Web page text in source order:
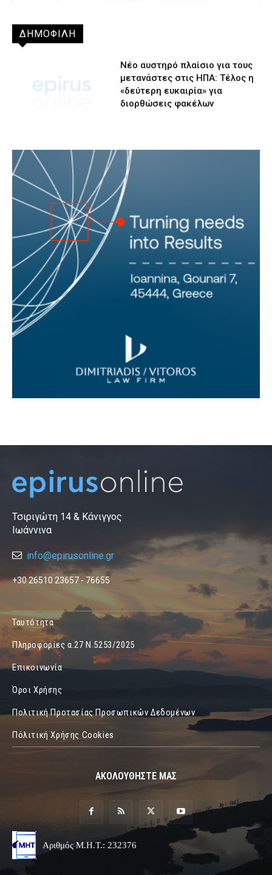
ΔΗΜΟΦΙΛΗ
Νέο αυστηρό πλαίσιο για τους
μετανάστες στις ΗΠΑ: Τέλος η
«δεύτερη ευκαιρία» για
διορθώσεις φακέλων
Τσιριγώτη 14 & Κάνιγγος
Ιωάννινα
info@epirusonline.gr
+30 26510 23657 - 76655
Ταυτότητα
Πληροφορίες α.27 Ν.5253/2025
Επικοινωνία
Όροι Χρήσης
Πολιτική Προτασίας Προσωπικών Δεδομένων
Πόλιτική Χρήσης Cookies
ΑΚΟΛΟΥΘΗΣΤΕ ΜΑΣ
Αριθμός Μ.Η.Τ.: 232376